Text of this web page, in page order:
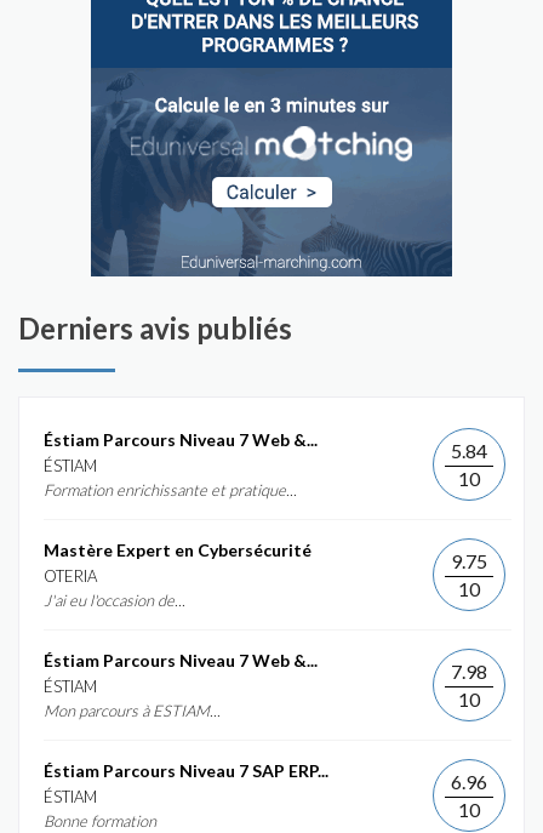
Derniers avis publiés
Éstiam Parcours Niveau 7 Web &...
ÉSTIAM
Formation enrichissante et pratique...
5.84
10
Mastère Expert en Cybersécurité
OTERIA
J'ai eu l'occasion de...
9.75
10
Éstiam Parcours Niveau 7 Web &...
ÉSTIAM
Mon parcours à ESTIAM...
7.98
10
Éstiam Parcours Niveau 7 SAP ERP...
ÉSTIAM
Bonne formation
6.96
10